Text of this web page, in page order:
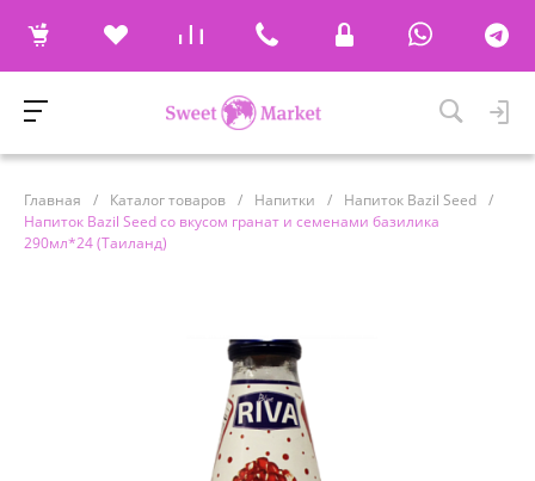
Главная / Каталог товаров / Напитки / Напиток Bazil Seed /
Напиток Bazil Seed cо вкусом гранат и семенами базилика
290мл*24 (Таиланд)